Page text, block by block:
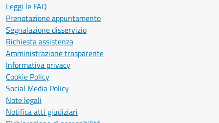
Leggi le FAQ
Prenotazione appuntamento
Segnalazione disservizio
Richiesta assistenza
Amministrazione trasparente
Informativa privacy
Cookie Policy
Social Media Policy
Note legali
Notifica atti giudiziari